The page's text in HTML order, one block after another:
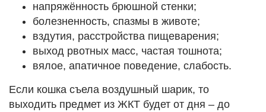
напряжённость брюшной стенки;
болезненность, спазмы в животе;
вздутия, расстройства пищеварения;
выход рвотных масс, частая тошнота;
вялое, апатичное поведение, слабость.
Если кошка съела воздушный шарик, то
выходить предмет из ЖКТ будет от дня – до